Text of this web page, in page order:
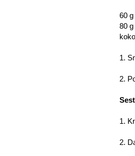
60
80
1.
2.
1.
2.